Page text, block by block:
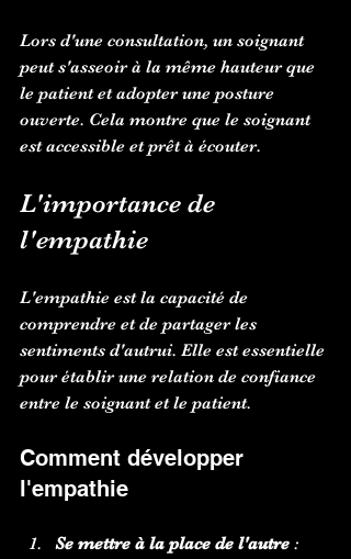
Lors d'une consultation, un soignant
peut s'asseoir à la même hauteur que
le patient et adopter une posture
ouverte. Cela montre que le soignant
est accessible et prêt à écouter.
L'importance de
l'empathie
L'empathie est la capacité de
comprendre et de partager les
sentiments d'autrui. Elle est essentielle
pour établir une relation de confiance
entre le soignant et le patient.
Comment développer
l'empathie
Se mettre à la place de l'autre :